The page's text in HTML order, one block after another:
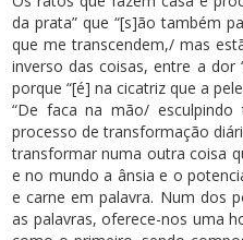
da prata” que “[s]ão também
que me transcendem,/ mas
inverso das coisas, entre a dor
porque “[é] na cicatriz que a
“De faca na mão/
processo de transformação
transformar numa outra coisa
e no mundo a ânsia e o
e carne em palavra. Num dos
as palavras, oferece-nos uma